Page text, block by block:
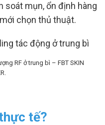
soát mụn, ổn định hàng
chọn thủ thuật.
RF ở trung bì – FBT SKIN
tế?